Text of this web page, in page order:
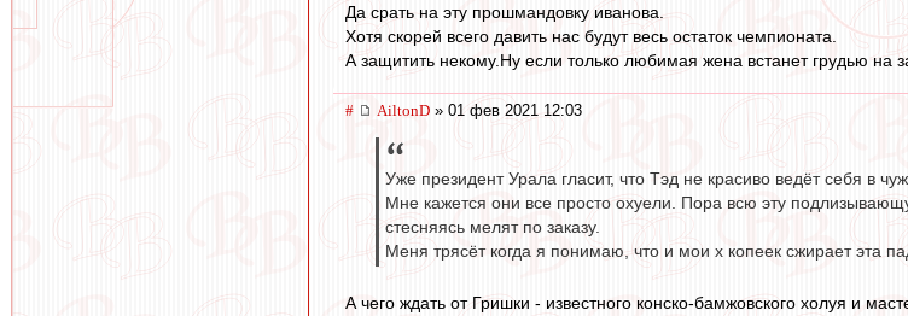
Да срать на эту прошмандовку иванова.
Хотя скорей всего давить нас будут весь остаток чемпионата.
А защитить некому.Ну если только любимая жена встанет грудью на
# AiltonD » 01 фев 2021 12:03
Уже президент Урала гласит, что Тэд не красиво ведёт себя в
Мне кажется они все просто охуели. Пора всю эту
стесняясь мелят по заказу.
Меня трясёт когда я понимаю, что и мои х копеек сжирает эта
А чего ждать от Гришки - известного конско-бамжовского холуя и